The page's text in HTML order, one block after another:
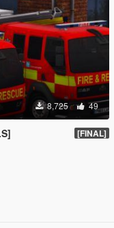
8,725 49
[FINAL]